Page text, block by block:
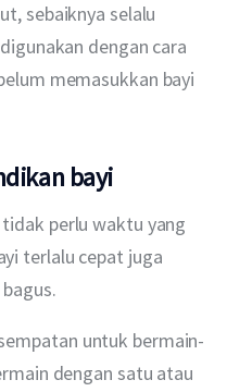
sebaiknya selalu
dengan cara
memasukkan bayi
bayi
perlu waktu yang
terlalu cepat juga
untuk bermain-
dengan satu atau